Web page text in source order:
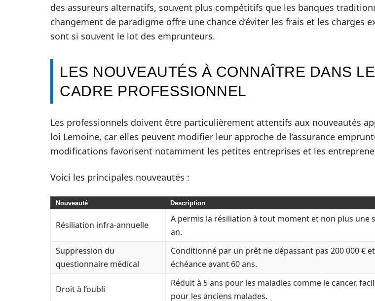
des assureurs alternatifs, souvent plus compétitifs que les banques
changement de paradigme offre une chance d’éviter les frais et les charges
sont si souvent le lot des emprunteurs.
LES NOUVEAUTÉS À CONNAÎTRE DANS LE
CADRE PROFESSIONNEL
Les professionnels doivent être particulièrement attentifs aux nouveautés
loi Lemoine, car elles peuvent modifier leur approche de l’assurance
modifications favorisent notamment les petites entreprises et les
Voici les principales nouveautés :
Nouveauté Description
Résiliation infra-annuelle
A permis la résiliation à tout moment et non plus une
an.
Suppression du
questionnaire médical
Conditionné par un prêt ne dépassant pas 200 000 €
échéance avant 60 ans.
Droit à l’oubli
Réduit à 5 ans pour les maladies comme le cancer,
pour les anciens malades.